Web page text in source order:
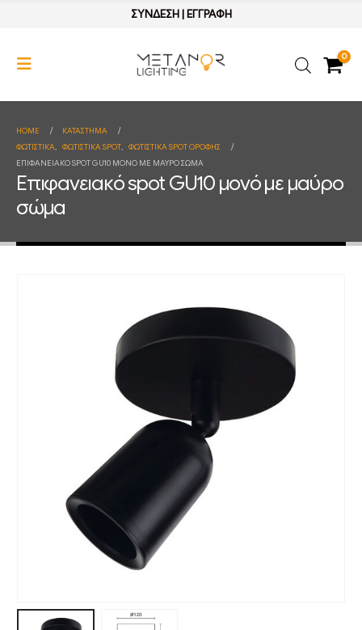
ΣΥΝΔΕΣΗ| ΕΓΓΡΑΦΗ
0
HOME
ΚΑΤΆΣΤΗΜΑ
ΦΩΤΙΣΤΙΚΑ, ΦΩΤΙΣΤΙΚΑ SPOT, ΦΩΤΙΣΤΙΚΑ SPOT ΟΡΟΦΗΣ
ΕΠΙΦΑΝΕΙΑΚΌ SPOT GU10 ΜΟΝΌ ΜΕ ΜΑΎΡΟ ΣΏΜΑ
Επιφανειακό spot GU10 μονό με μαύρο
σώμα